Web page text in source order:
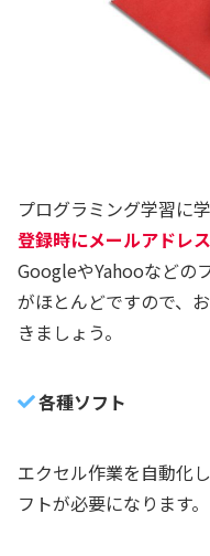
プログラミング学習に
登録時にメールアドレ
GoogleやYahooなどの
がほとんどですので、
きましょう。
各種ソフト
エクセル作業を自動化
フトが必要になります。